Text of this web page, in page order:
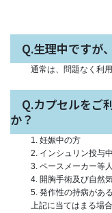
Q.生理中ですが
通常は、問題なく利
Q.カプセルをご
か？
1. 妊娠中の方
2. インシュリン投与
3. ペースメーカー等
4. 開胸手術及び自然
5. 発作性の持病があ
上記に当てはまる場